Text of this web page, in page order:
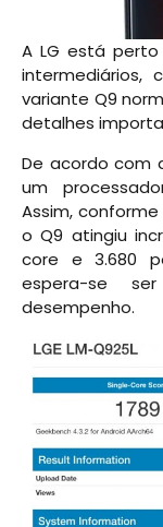
A LG está
intermediários,
variante Q9
detalhes
De acordo com
um
Assim,
o Q9 atingiu
core e 3.680
espera-se
desempenho.